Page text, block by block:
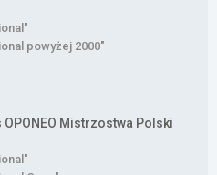
powyżej 2000"
Mistrzostwa Polski